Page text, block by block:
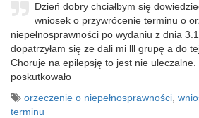
Dzień dobry chciałbym się
wniosek o przywrócenie terminu o
niepełnosprawności po wydaniu z dnia
dopatrzyłam się ze dali mi lll grupę a do
Choruje na epilepsję to jest nie
poskutkowało
orzeczenie o niepełnosprawności
terminu